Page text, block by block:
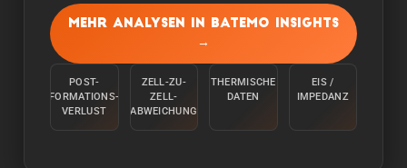
Die Kapazitaet wird gemessen, indem die Zelle
bei einer Raumtemperatur von 25°C von 100 %
mit einem konstanten Strom C/10 entladen wird,
Energie:
Die Energie wird gemessen, indem die Zelle bei
Mehr Analysen in Batemo Insights
→
POST-
FORMATIONS-
VERLUST
ZELL-ZU-
ZELL-
ABWEICHUNG
THERMISCHE
DATEN
EIS /
IMPEDANZ